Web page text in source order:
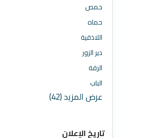
حمص
حماه
اللاذقية
دير الزور
الرقة
الباب
عرض المزيد (42)
تاريخ الإعلان